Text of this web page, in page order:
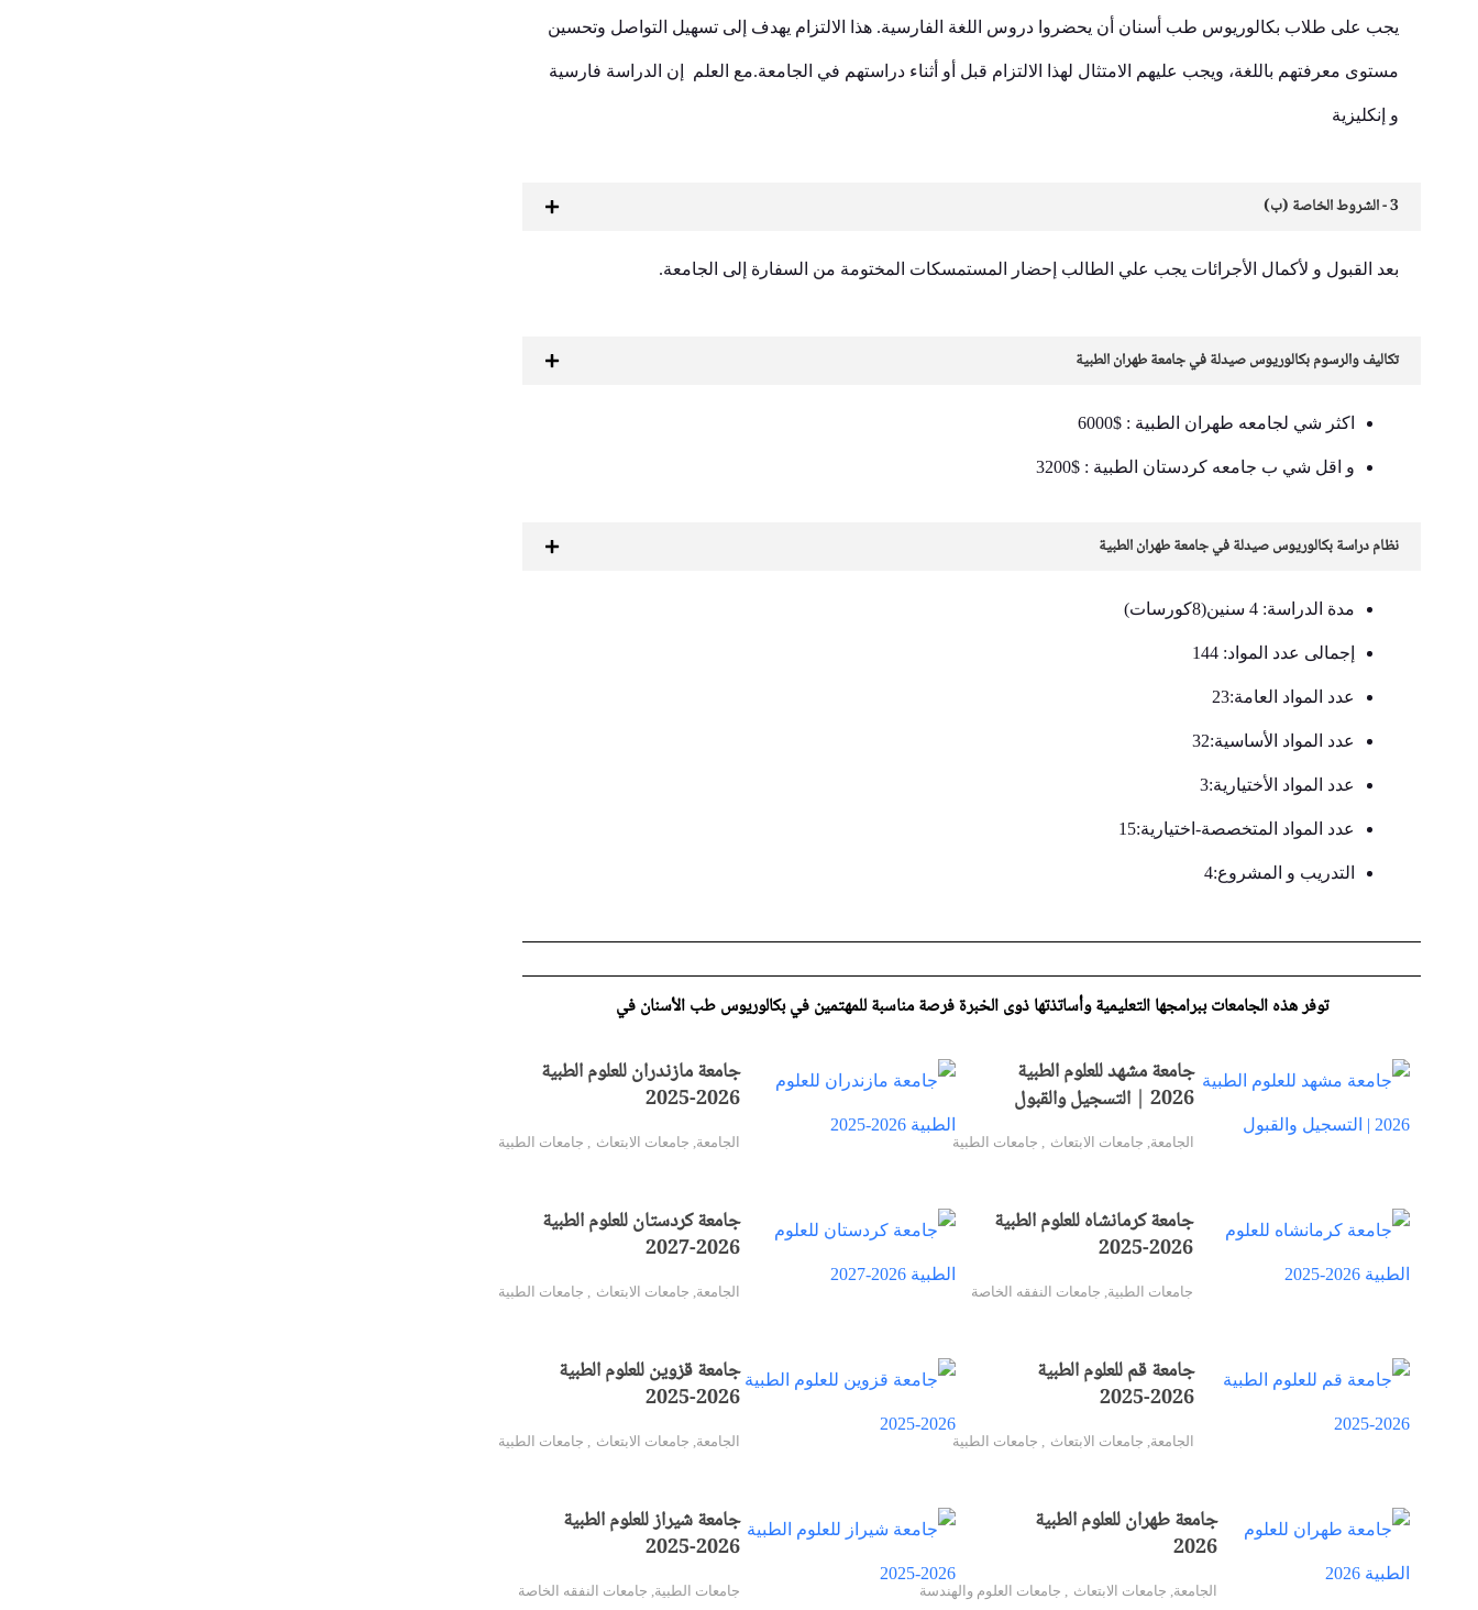
يجب على طلاب بكالوريوس طب أسنان أن يحضروا دروس اللغة الفارسية. هذا الالتزام يهدف إلى تسهيل التواصل وتحسين
مستوى معرفتهم باللغة، ويجب عليهم الامتثال لهذا الالتزام قبل أو أثناء دراستهم في الجامعة.مع العلم إن الدراسة فارسیة
و إنکلیزیة
3 - الشروط الخاصة (ب)
بعد القبول و لأكمال الأجرائات يجب علي الطالب إحضار المستمسكات المختومة من السفارة إلى الجامعة.
تكاليف والرسوم بكالوريوس صيدلة في جامعة طهران الطبية
اكثر شي لجامعه طهران الطبية : $6000
و اقل شي ب جامعه كردستان الطبية : $3200
نظام دراسة بكالوريوس صيدلة في جامعة طهران الطبية
مدة الدراسة: 4 سنین(8کورسات)
إجمالی عدد المواد: 144
عدد المواد العامة:23
عدد المواد الأساسیة:32
عدد المواد الأختیاریة:3
عدد المواد المتخصصة-اختیاریة:15
التدریب و المشروع:4
توفر هذه الجامعات ببرامجها التعلیمیة وأساتذتها ذوی الخبرة فرصة مناسبة للمهتمين في بكالوريوس طب الأسنان في
جامعة مشهد للعلوم الطبية
2026 | التسجيل والقبول
الجامعة, جامعات الابتعاث , جامعات الطبية
جامعة مازندران للعلوم الطبية
2026-2025
الجامعة, جامعات الابتعاث , جامعات الطبية
جامعة كرمانشاه للعلوم الطبية
2026-2025
جامعات الطبية, جامعات النفقه الخاصة
جامعة كردستان للعلوم الطبية
2026-2027
الجامعة, جامعات الابتعاث , جامعات الطبية
جامعة قم للعلوم الطبية
2026-2025
الجامعة, جامعات الابتعاث , جامعات الطبية
جامعة قزوين للعلوم الطبية
2026-2025
الجامعة, جامعات الابتعاث , جامعات الطبية
جامعة طهران للعلوم الطبية
2026
الجامعة, جامعات الابتعاث , جامعات العلوم والهندسة
جامعة شيراز للعلوم الطبية
2026-2025
جامعات الطبية, جامعات النفقه الخاصة